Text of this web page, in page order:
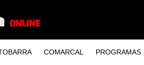
COMARCAL PROGRAMAS